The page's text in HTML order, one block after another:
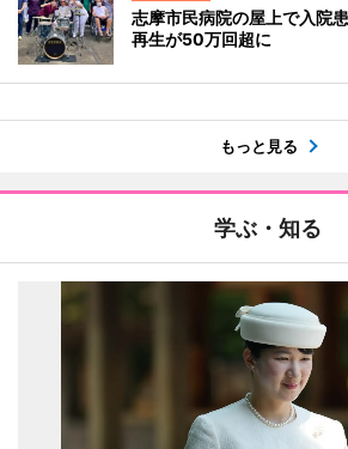
志摩市民病院の屋上で入院
再生が50万回超に
もっと見る
学ぶ・知る